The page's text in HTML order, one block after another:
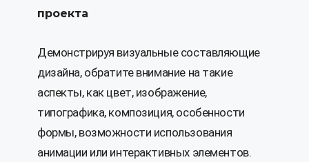
проекта
Демонстрируя визуальные составляющие
дизайна, обратите внимание на такие
аспекты, как цвет, изображение,
типографика, композиция, особенности
формы, возможности использования
анимации или интерактивных элементов.